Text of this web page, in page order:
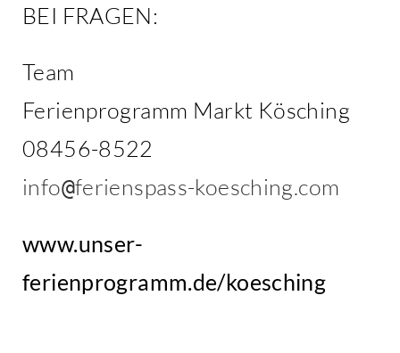
BEI FRAGEN:
Team
Ferienprogramm Markt Kösching
08456-8522
info@ferienspass-koesching.com
www.unser-
ferienprogramm.de/koesching